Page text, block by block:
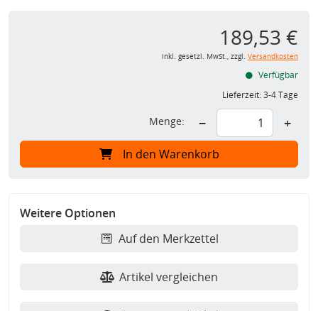
189,53 €
inkl. gesetzl. MwSt., zzgl. Versandkosten
Verfügbar
Lieferzeit:3-4 Tage
Menge: − +
In den Warenkorb
Weitere Optionen
Auf den Merkzettel
Artikel vergleichen